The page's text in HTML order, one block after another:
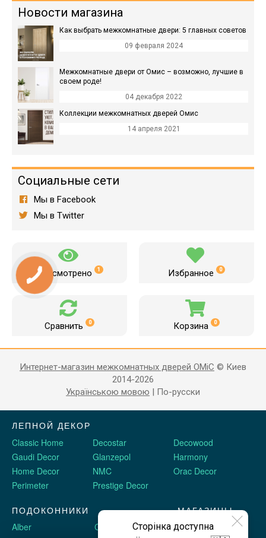
Новости магазина
Как выбрать межкомнатные двери: 5 главных советов
09 февраля 2024
Межкомнатные двери от Омис – возможно, лучшие в
своем роде!
04 декабря 2022
Коллекции межкомнатных дверей Омис
14 апреля 2021
Социальные сети
Мы в Facebook
Мы в Twitter
Просмотрено 1 Избранное 0
Сравнить 0 Корзина 0
Интернет-магазин межкомнатных дверей OMiC © Киев
2014-2026
Українською мовою | По-русски
ЛЕПНОЙ ДЕКОР
Classic Home
Decostar
Decowood
Gaudi Decor
Glanzepol
Harmony
Home Decor
NMC
Orac Decor
Perimeter
Prestige Decor
ПОДОКОННИКИ
Alber
Crystalit
МАГАЗИНЫ
Двери Omis
Сторінка доступна